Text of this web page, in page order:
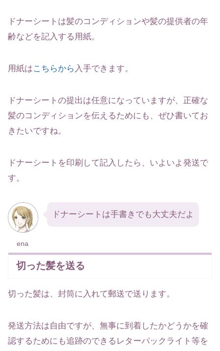
ドナーシートは髪のコンディションや髪の提供者の年
齢などを記入する用紙。
用紙はこちらから 入手できます。
ドナーシートの提出は任意になっていますが、正確な
髪のコンディションを伝えるためにも、ぜひ書いてお
きたいですね。
ドナーシートを印刷して記入したら、いよいよ発送で
す。
ena
ドナーシートは手書きでも大丈夫だよ
切った髪を送る
切った髪は、封筒に入れて郵送で送ります。
発送方法は自由ですが、無事に到着したかどうかを確
認するためにも追跡のできるレターパックライト等を